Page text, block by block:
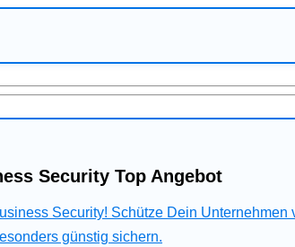
Security Top Angebot
Security! Schütze Dein Unternehmen
günstig sichern.